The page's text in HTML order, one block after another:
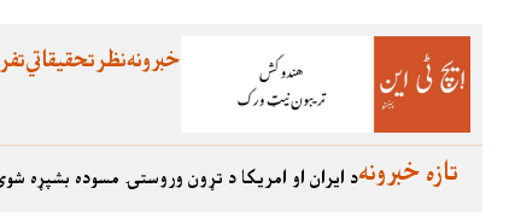
تحقیقاتينظرخبرونه
د ایران او امریکا د تړون وروستۍ مسوده بشپړهتازه خبرونه